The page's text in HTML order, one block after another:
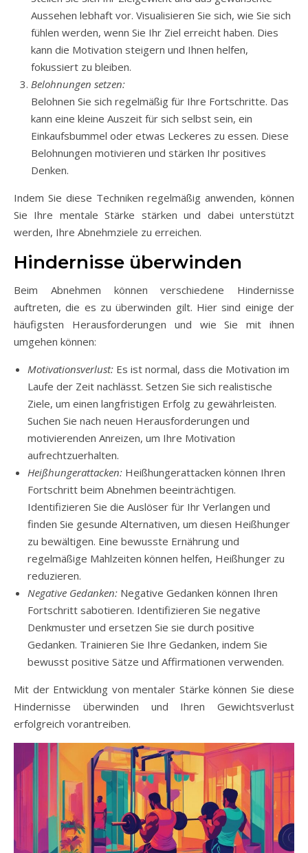
Aussehen lebhaft vor. Visualisieren Sie sich, wie Sie sich
fühlen werden, wenn Sie Ihr Ziel erreicht haben. Dies
kann die Motivation steigern und Ihnen helfen,
fokussiert zu bleiben.
Belohnungen setzen:
Belohnen Sie sich regelmäßig für Ihre Fortschritte. Das
kann eine kleine Auszeit für sich selbst sein, ein
Einkaufsbummel oder etwas Leckeres zu essen. Diese
Belohnungen motivieren und stärken Ihr positives
Denken.
Indem Sie diese Techniken regelmäßig anwenden, können
Sie Ihre mentale Stärke stärken und dabei unterstützt
werden, Ihre Abnehmziele zu erreichen.
Hindernisse überwinden
Beim Abnehmen können verschiedene Hindernisse
auftreten, die es zu überwinden gilt. Hier sind einige der
häufigsten Herausforderungen und wie Sie mit ihnen
umgehen können:
Motivationsverlust: Es ist normal, dass die Motivation im
Laufe der Zeit nachlässt. Setzen Sie sich realistische
Ziele, um einen langfristigen Erfolg zu gewährleisten.
Suchen Sie nach neuen Herausforderungen und
motivierenden Anreizen, um Ihre Motivation
aufrechtzuerhalten.
Heißhungerattacken: Heißhungerattacken können Ihren
Fortschritt beim Abnehmen beeinträchtigen.
Identifizieren Sie die Auslöser für Ihr Verlangen und
finden Sie gesunde Alternativen, um diesen Heißhunger
zu bewältigen. Eine bewusste Ernährung und
regelmäßige Mahlzeiten können helfen, Heißhunger zu
reduzieren.
Negative Gedanken: Negative Gedanken können Ihren
Fortschritt sabotieren. Identifizieren Sie negative
Denkmuster und ersetzen Sie sie durch positive
Gedanken. Trainieren Sie Ihre Gedanken, indem Sie
bewusst positive Sätze und Affirmationen verwenden.
Mit der Entwicklung von mentaler Stärke können Sie diese
Hindernisse überwinden und Ihren Gewichtsverlust
erfolgreich vorantreiben.